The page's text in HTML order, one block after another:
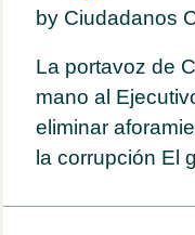
by Ciudadanos
La portavoz de
mano al
eliminar
la corrupción El